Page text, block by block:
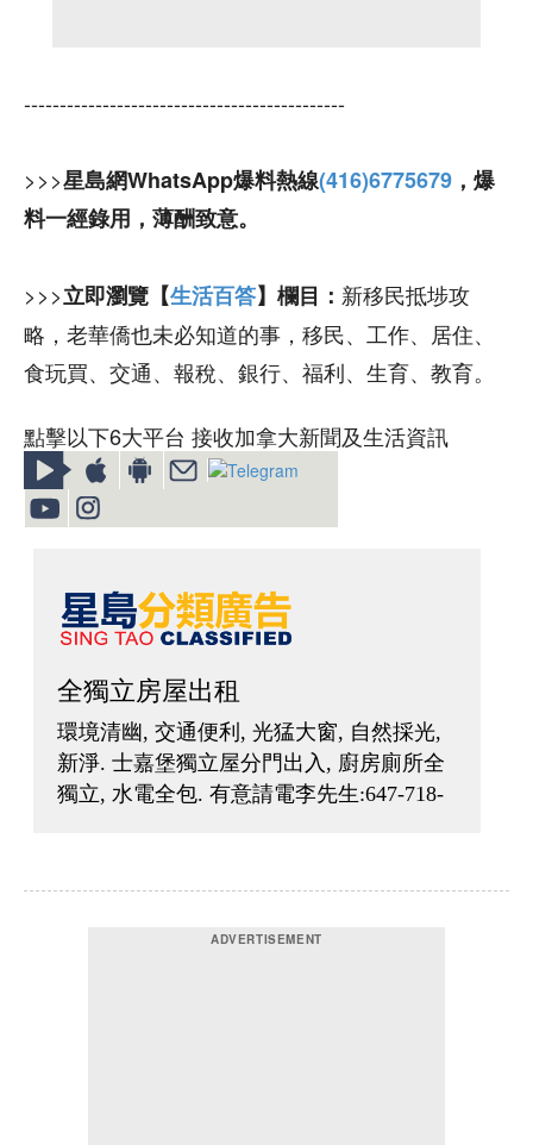
---------------------------------------------
>>>星島網WhatsApp爆料熱線(416)6775679 ，爆
料一經錄用，薄酬致意。
>>>立即瀏覽【生活百答】欄目： 新移民抵埗攻
略，老華僑也未必知道的事，移民、工作、居住、
食玩買、交通、報稅、銀行、福利、生育、教育。
點擊以下6大平台 接收加拿大新聞及生活資訊